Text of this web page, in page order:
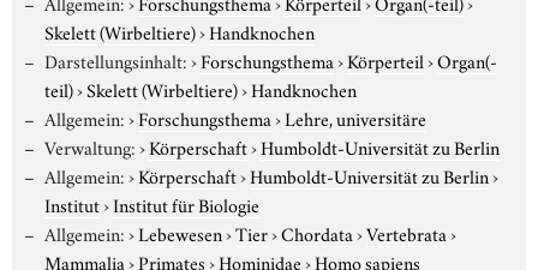
Skelett (Wirbeltiere)›Handknochen
Darstellungsinhalt:›Forschungsthema›Körperteil›Organ(-
teil)›Skelett (Wirbeltiere)›Handknochen
Allgemein:›Forschungsthema›Lehre, universitäre
Verwaltung:›Körperschaft›Humboldt-Universität zu Berlin
Allgemein:›Körperschaft›Humboldt-Universität zu Berlin›
Institut›Institut für Biologie
Allgemein:›Lebewesen›Tier›Chordata›Vertebrata›
Mammalia›Primates›Hominidae›Homo sapiens